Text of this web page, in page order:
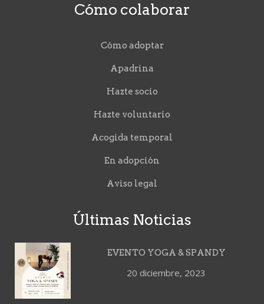
Cómo colaborar
Cómo adoptar
Apadrina
Hazte socio
Hazte voluntario
Acogida temporal
En adopción
Aviso legal
Últimas Noticias
EVENTO YOGA & SPANDY
20 diciembre, 2023